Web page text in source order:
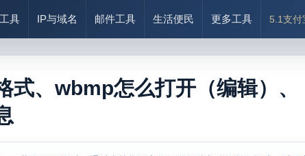
具 IP与域名 邮件工具 生活便民 更多工具 5.1支付
式、wbmp怎么打开（编辑）、